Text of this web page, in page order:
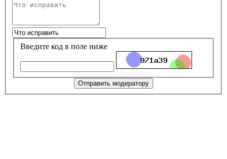
Введите код в поле ниже
Отправить модератору